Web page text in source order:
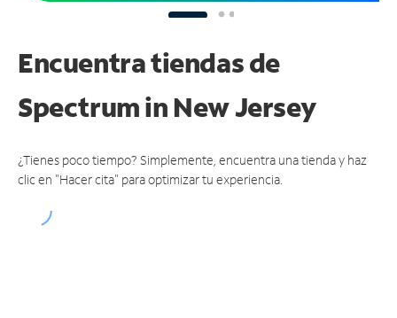
Encuentra tiendas de
Spectrumin New Jersey
¿Tienes poco tiempo? Simplemente, encuentra una tienda y haz
clic en "Hacer cita" para optimizar tu experiencia.